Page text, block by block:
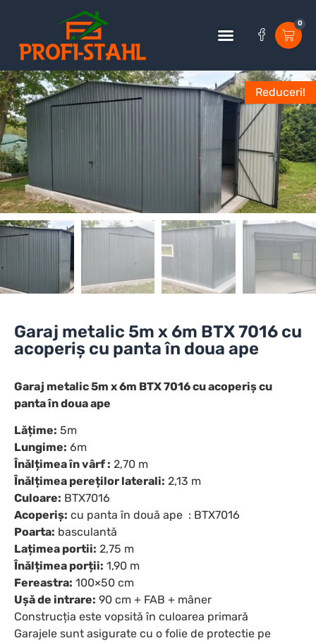
0
Reduceri!
Garaj metalic 5m x 6m BTX 7016 cu
acoperiș cu panta în doua ape
Garaj metalic 5m x 6m BTX 7016 cu acoperiș cu
panta în doua ape
Lățime: 5m
Lungime: 6m
Înălțimea în vârf : 2,70 m
Înălțimea pereților laterali: 2,13 m
Culoare: BTX7016
Acoperiș: cu panta în două ape : BTX7016
Poarta: basculantă
Lațimea portii: 2,75 m
Înălțimea porții: 1,90 m
Fereastra: 100×50 cm
Ușă de intrare: 90 cm + FAB + mâner
Construcția este vopsită în culoarea primară
Garajele sunt asigurate cu o folie de protectie pe